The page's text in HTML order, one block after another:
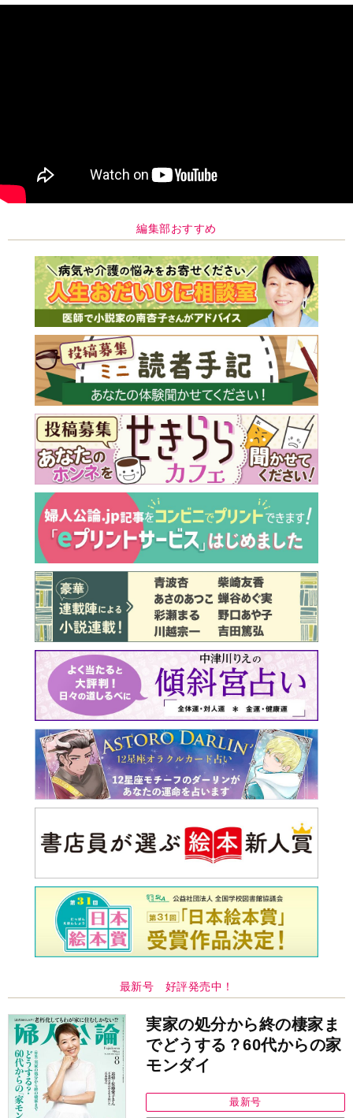
最新号 好評発売中！
実家の処分から終の棲家ま
でどうする？60代からの家
モンダイ
最新号
次号予告
バックナンバー
注目トピ
結婚1か月で離婚を決めました。本当によかったのでしょう
か
義実家について、義弟が私へ怒りのLINE
見知らぬ女性からの悪意 どうしたらよいか
中央公論新社の本
家運隆昌